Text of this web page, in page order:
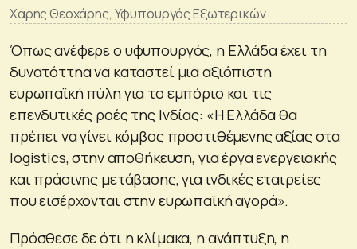
Χάρης Θεοχάρης, Υφυπουργός Εξωτερικών
Όπως ανέφερε ο υφυπουργός, η Ελλάδα έχει τη
δυνατόττηα να καταστεί μια αξιόπιστη
ευρωπαϊκή πύλη για το εμπόριο και τις
επενδυτικές ροές της Ινδίας: «Η Ελλάδα θα
πρέπει να γίνει κόμβος προστιθέμενης αξίας στα
logistics, στην αποθήκευση, για έργα ενεργειακής
και πράσινης μετάβασης, για ινδικές εταιρείες
που εισέρχονται στην ευρωπαϊκή αγορά».
Πρόσθεσε δε ότι η κλίμακα, η ανάπτυξη, η